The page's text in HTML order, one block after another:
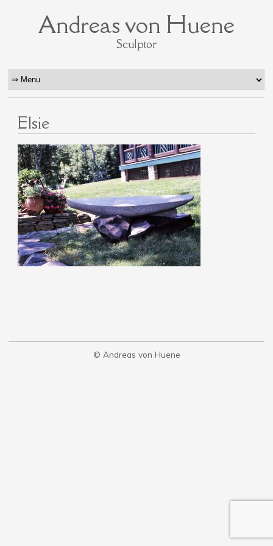
Andreas von Huene
Sculptor
Elsie
© Andreas von Huene